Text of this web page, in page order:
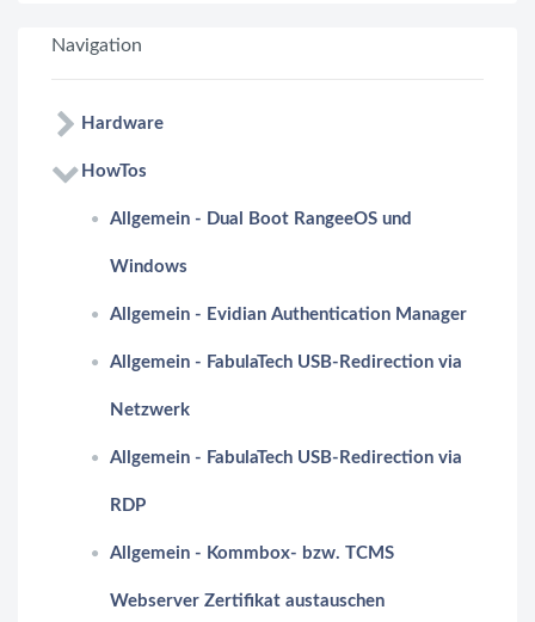
Navigation
Hardware
HowTos
Allgemein - Dual Boot RangeeOS und
Windows
Allgemein - Evidian Authentication Manager
Allgemein - FabulaTech USB-Redirection via
Netzwerk
Allgemein - FabulaTech USB-Redirection via
RDP
Allgemein - Kommbox- bzw. TCMS
Webserver Zertifikat austauschen